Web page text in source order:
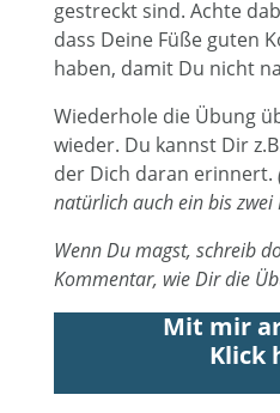
gestreckt sind. Achte
dass Deine Füße guten
haben, damit Du nicht
Wiederhole die Übung
wieder. Du kannst Dir
der Dich daran erinnert.
natürlich auch ein bis
Wenn Du magst, schreib
Kommentar, wie Dir die
Mit mir
Klick